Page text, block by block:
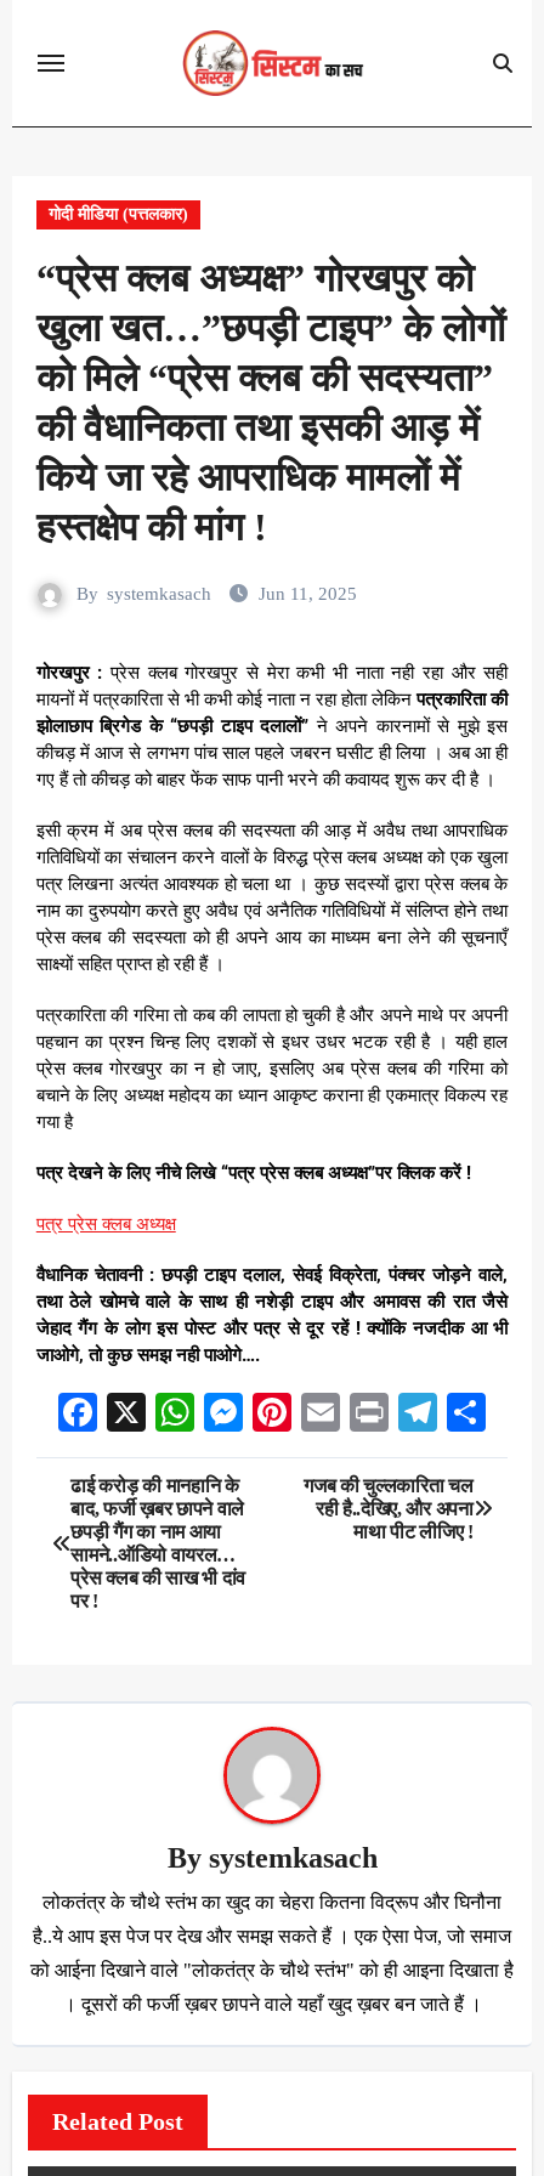
गोदी मीडिया (पत्तलकार)
“प्रेस क्लब अध्यक्ष” गोरखपुर को
खुला खत…”छपड़ी टाइप” के लोगों
को मिले “प्रेस क्लब की सदस्यता”
की वैधानिकता तथा इसकी आड़ में
किये जा रहे आपराधिक मामलों में
हस्तक्षेप की मांग !
By systemkasach Jun 11, 2025
गोरखपुर : प्रेस क्लब गोरखपुर से मेरा कभी भी नाता नही रहा और सही
मायनों में पत्रकारिता से भी कभी कोई नाता न रहा होता लेकिनपत्रकारिता की
झोलाछाप ब्रिगेड के “छपड़ी टाइप दलालों” ने अपने कारनामों से मुझे इस
कीचड़ में आज से लगभग पांच साल पहले जबरन घसीट ही लिया । अब आ ही
गए हैं तो कीचड़ को बाहर फेंक साफ पानी भरने की कवायद शुरू कर दी है ।
इसी क्रम में अब प्रेस क्लब की सदस्यता की आड़ में अवैध तथा आपराधिक
गतिविधियों का संचालन करने वालों के विरुद्ध प्रेस क्लब अध्यक्ष को एक खुला
पत्र लिखना अत्यंत आवश्यक हो चला था । कुछ सदस्यों द्वारा प्रेस क्लब के
नाम का दुरुपयोग करते हुए अवैध एवं अनैतिक गतिविधियों में संलिप्त होने तथा
प्रेस क्लब की सदस्यता को ही अपने आय का माध्यम बना लेने की सूचनाएँ
साक्ष्यों सहित प्राप्त हो रही हैं ।
पत्रकारिता की गरिमा तो कब की लापता हो चुकी है और अपने माथे पर अपनी
पहचान का प्रश्न चिन्ह लिए दशकों से इधर उधर भटक रही है । यही हाल
प्रेस क्लब गोरखपुर का न हो जाए, इसलिए अब प्रेस क्लब की गरिमा को
बचाने के लिए अध्यक्ष महोदय का ध्यान आकृष्ट कराना ही एकमात्र विकल्प रह
गया है
पत्र देखने के लिए नीचे लिखे “पत्र प्रेस क्लब अध्यक्ष”पर क्लिक करें !
पत्र प्रेस क्लब अध्यक्ष
वैधानिक चेतावनी : छपड़ी टाइप दलाल, सेवई विक्रेता, पंक्चर जोड़ने वाले,
तथा ठेले खोमचे वाले के साथ ही नशेड़ी टाइप और अमावस की रात जैसे
जेहाद गैंग के लोग इस पोस्ट और पत्र से दूर रहें ! क्योंकि नजदीक आ भी
जाओगे, तो कुछ समझ नही पाओगे….
Facebook
X WhatsApp
Messenger
Pinterest
EmailPrint
Post
navigation
ढाई करोड़ की मानहानि के
बाद, फर्जी ख़बर छापने वाले
छपड़ी गैंग का नाम आया
सामने..ऑडियो वायरल…
प्रेस क्लब की साख भी दांव
पर !
गजब की चुल्लकारिता चल
रही है..देखिए, और अपना
माथा पीट लीजिए !
By systemkasach
लोकतंत्र के चौथे स्तंभ का खुद का चेहरा कितना विद्रूप और घिनौना
है..ये आप इस पेज पर देख और समझ सकते हैं । एक ऐसा पेज, जो समाज
को आईना दिखाने वाले "लोकतंत्र के चौथे स्तंभ" को ही आइना दिखाता है
। दूसरों की फर्जी ख़बर छापने वाले यहाँ खुद ख़बर बन जाते हैं ।
Related Post